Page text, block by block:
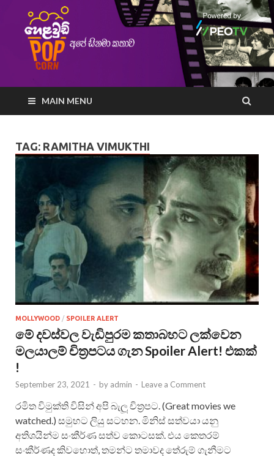
MAIN MENU
TAG: RAMITHA VIMUKTHI
MOLLYWOOD / SPOILER ALERT
මේ දවස්වල වැඩිපුරම කතාබහට ලක්වෙන
මලයාලම් චිත්‍රපටය ගැන Spoiler Alert! එකක්
!
September 23, 2021 - by admin - Leave a Comment
රමිත විමුක්ති විසින් අපි බැලූ චිත්‍රපට. (Great movies we
watched.) සමුහට ලියු සටහන. මිනිස් සත්වයා යනු
අතිශයින්ම සංකීර්ණ සත්ව කොටසක්. එය කෙතරම්
සංකීර්ණද කිවහොත්, තමන්ට තමාවද තේරුම් ගැනීමට